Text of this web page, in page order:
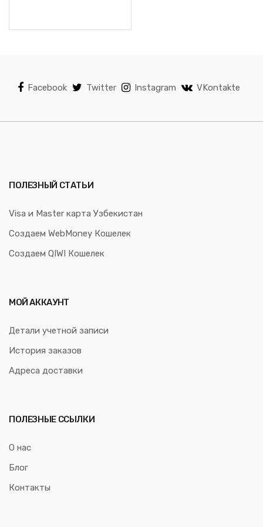
Facebook Twitter Instagram VKontakte
ПОЛЕЗНЫЙ СТАТЬИ
Visa и Master карта Узбекистан
Создаем WebMoney Кошелек
Создаем QIWI Кошелек
МОЙ АККАУНТ
Детали учетной записи
История заказов
Адреса доставки
ПОЛЕЗНЫЕ ССЫЛКИ
О нас
Блог
Контакты